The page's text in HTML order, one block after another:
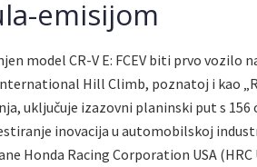
emisijom
model CR-V E: FCEV biti prvo vozilo
Hill Climb, poznatoj i kao
uključuje izazovni planinski put s
inovacija u automobilskoj
Honda Racing Corporation USA (HRC